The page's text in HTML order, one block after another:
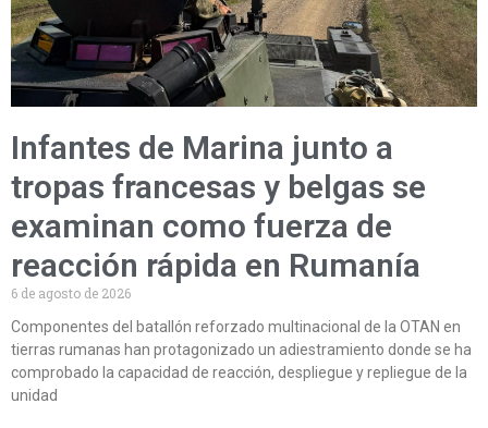
Infantes de Marina junto a
tropas francesas y belgas se
examinan como fuerza de
reacción rápida en Rumanía
6 de agosto de 2026
Componentes del batallón reforzado multinacional de la OTAN en
tierras rumanas han protagonizado un adiestramiento donde se ha
comprobado la capacidad de reacción, despliegue y repliegue de la
unidad